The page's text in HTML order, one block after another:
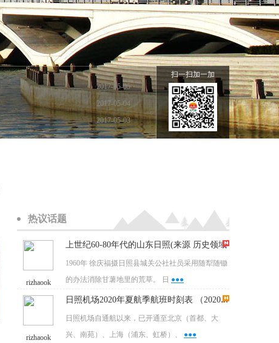
2017-05-05
2017-05-04
2017-05-03
扫一扫加一加
热议话题
rizhaook
上世纪60-80年代的山东日照(来源 历史领域
1960年 徐庆福摄日照县城关公社社员采用随犁随锄
的办法消除甘薯地里的荒草。 日 ●●●
rizhaook
日照机场2020年夏航季航班时刻表 （2020.7.
日照机场自通航以来，已开通至北京（首都、大
兴、南苑）、上海（浦东、虹桥）、 ●●●